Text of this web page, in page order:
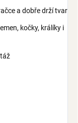
a dobře drží tvar
kočky, králíky i